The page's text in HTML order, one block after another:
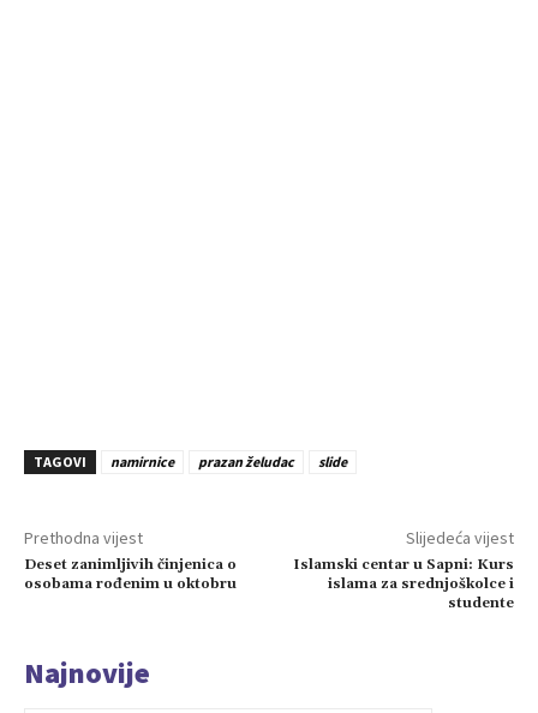
TAGOVI namirnice prazan želudac slide
Prethodna vijest
Deset zanimljivih činjenica o
osobama rođenim u oktobru
Slijedeća vijest
Islamski centar u Sapni: Kurs
islama za srednjoškolce i
studente
Najnovije